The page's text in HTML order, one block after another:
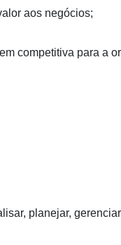
aos negócios;
competitiva para a
planejar,